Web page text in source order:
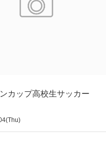
カップ高校生サッカー